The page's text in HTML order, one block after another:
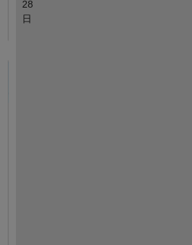
28
日